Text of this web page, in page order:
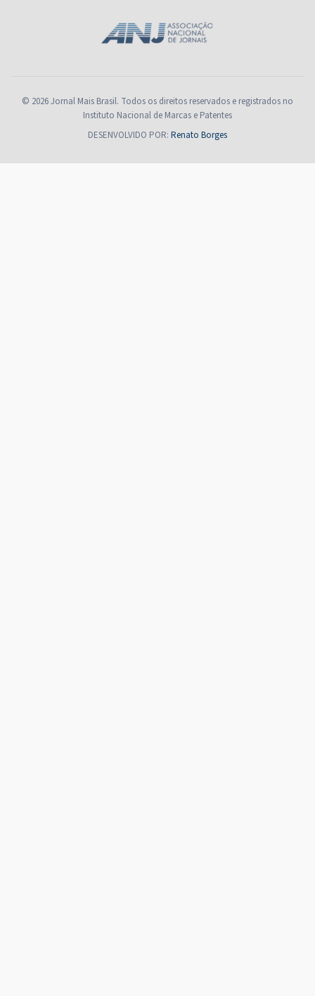
© 2026 Jornal Mais Brasil. Todos os direitos reservados e registrados no
Instituto Nacional de Marcas e Patentes
DESENVOLVIDO POR: Renato Borges